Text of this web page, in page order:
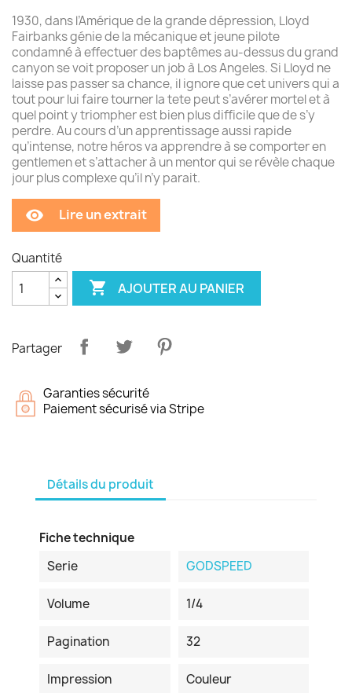
1930, dans l’Amérique de la grande dépression, Lloyd
Fairbanks génie de la mécanique et jeune pilote
condamné à effectuer des baptêmes au-dessus du grand
canyon se voit proposer un job à Los Angeles. Si Lloyd ne
laisse pas passer sa chance, il ignore que cet univers qui a
tout pour lui faire tourner la tete peut s’avérer mortel et à
quel point y triompher est bien plus difficile que de s’y
perdre. Au cours d’un apprentissage aussi rapide
qu’intense, notre héros va apprendre à se comporter en
gentlemen et s’attacher à un mentor qui se révèle chaque
jour plus complexe qu’il n’y parait.
remove_red_eye Lire un extrait
Quantité
 AJOUTER AU PANIER
Partager
Garanties sécurité
Paiement sécurisé via Stripe
Détails du produit
Fiche technique
Serie
GODSPEED
Volume 1/4
Pagination 32
Impression Couleur